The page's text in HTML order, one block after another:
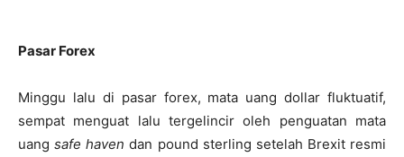
Pasar Forex
Minggu lalu di pasar forex, mata uang dollar fluktuatif,
sempat menguat lalu tergelincir oleh penguatan mata
uangsafe haven dan pound sterling setelah Brexit resmi